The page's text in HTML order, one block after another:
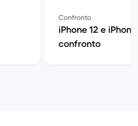
Confronto
iPhone 12 e
confronto